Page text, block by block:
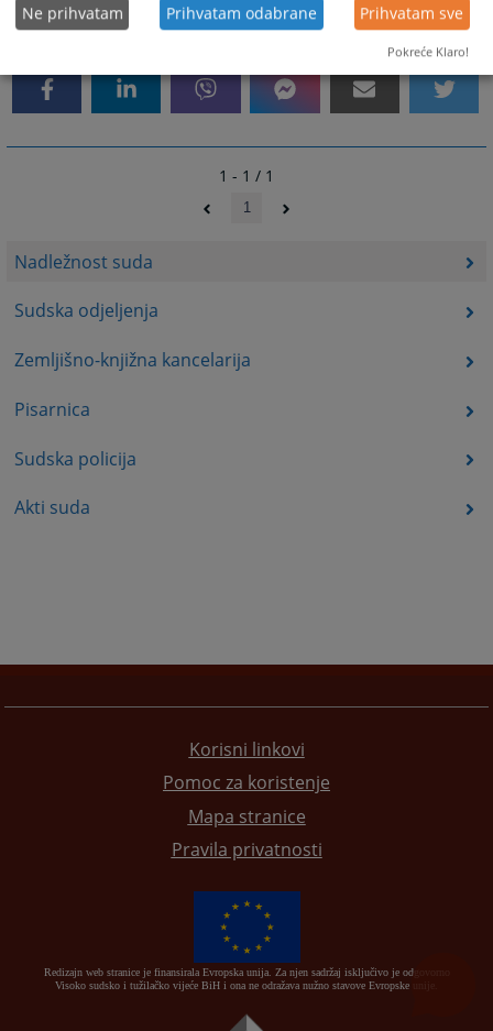
Nadležnost suda
Sudska odjeljenja
Zemljišno-knjižna kancelarija
Pisarnica
Sudska policija
Akti suda
3018PREGLEDA
1 - 1 / 1
1
Korisni linkovi
Pomoc za koristenje
Mapa stranice
Pravila privatnosti
Redizajn web stranice je finansirala Evropska unija. Za njen sadržaj isključivo je odgovorno
Visoko sudsko i tužilačko vijeće BiH i ona ne odražava nužno stavove Evropske unije.
Ne prihvatam Prihvatam odabrane Prihvatam sve
Pokreće Klaro!